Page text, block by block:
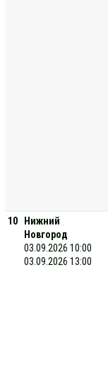
10
Нижний
Новгород
03.09.2026 10:00
03.09.2026 13:00